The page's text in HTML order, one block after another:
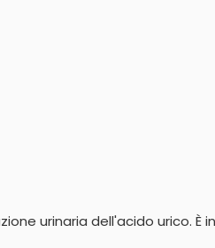
urinaria dell'acido urico. È